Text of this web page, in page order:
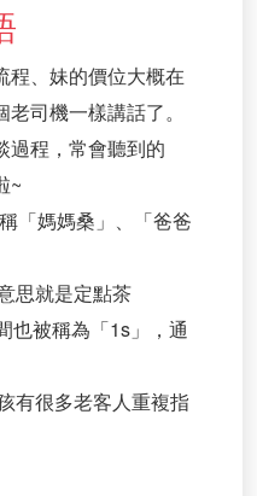
程、妹的價位大概在
司機一樣講話了。
過程，常會聽到的
~
「媽媽桑」、「爸爸
思就是定點茶
也被稱為「1s」，通
有很多老客人重複指